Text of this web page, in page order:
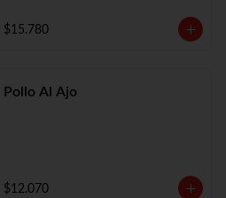
$15.780
Pollo Al Ajo
$12.070